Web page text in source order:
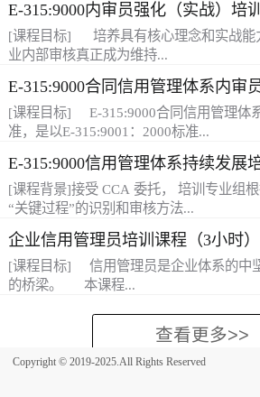
家们誉为：“新时代正在走向光荣的创新
下E-315:9000国际信用管理体系的设计
一： 每个单位都希望和诚信的单位打交
寻找诚信的单位打交道是很多企业成功的
为百年企业的原因。 设计原理二：
长久不衰的必要条件。在特定情况下，不
败并迅速垮掉。 设计原理三： 单位的
记者的报道等都是可以造假的，但是，在
的投诉渠道的情况下，单位无法掩盖、歪
通信公司”事件，在中国，企业的财务报表
性普遍受到质疑，可以这样说：无论监管
都存在财务报表虚假、记者不客观报道的
数据的虚假、记者不客观的报道使其对信
意义。世界上知名信用评级机构对中国的
评价报告，因为他们担心没有真实可靠的
越来越关注食品的安全问题；要求生产、
织，证明自己有能力控制食品安全危害和
逐渐认识到，应当有标准来指导操作、保
理，这种对标准的呼唤，促使ISO22000食
准的产生。 ISO22000是在食品部门专家
球各类食品零售商关键标准的要求。【适
使用范围覆盖了食品链全过程，即种植、
制造、分销、零售，一直到消费者使用，
全管理体系，如配料、食品添加剂、食品
食品清洁服务、清洁剂、贮藏、运输、杀
内容】1、互动沟通 沟通是确保在整个食
和下游组织的沟通。 2、系统管理 最有
架构化的管理体系框架内建立、运作和改
22000动态地将HACCP的原则及其应用与
E-315:9000内审员强化（实战）培
[课程目标] 培养具有核心理念和实战能
业内部审核真正成为维持...
体系的重要管理过程，成为保持体系有效
续改进和提升企业经营业绩的重要工具
干 体系运行的部门负责人 [课程内容及
合E-315:9001、审核实践指南（APG），
业的实际情况和目前内部审核存在的普遍
高企业内部审核有效性。 2、本课程将结
实践指南（APG），探讨如何评审企业的
合性，并对文件适宜性做出评价，提升文
织信用管理体系文件、E-315:9001标准，
审核训练，提升内审员审核技巧和分析判
复杂审核环境的应对能力。 4、本课程
E-315:9000合同信用管理体系内审
[课程目标] E-315:9000合同信用管理体
准，是以E-315:9001：2000标准...
为基础，应用于合同信用评定专用的独立
规要求。 本课程将透彻的讲解合同信用
作。提高企业合同信用管理水平，增强国
同信用规范化管理。 [培训对象] 合同信
员 [课程内容] E-315:9000标准要求及理
策划与建立。 [证 书] 通过该课程的培训
CCA颁发的培训合格证书。
E-315:9000信用管理体系持续发展
[课程背景]接受 CCA 委托， 培训专业组
“关键过程”的识别和审核方法...
，借鉴国外权威认证机构的先进审核理念
企业中实施E-315:9000 信用管理体系认证
程。[课程目标]该课程旨在帮助信用认证
信用管理体系审核实施中遇到的难点问题
方法”策划和审核质量管理体系的能力，增
企业信用管理员培训课程（3小时）
[课程目标] 信用管理员是企业体系的中
的桥梁。 本课程...
针对已经建立体系并已注册企业的信用管
员提供保持、改进体系，充分应用体系的
Copyright © 2019-2025.All Rights Reserved